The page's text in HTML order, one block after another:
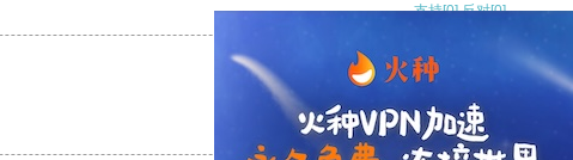
支持[0] 反对[0]
支持[0] 反对